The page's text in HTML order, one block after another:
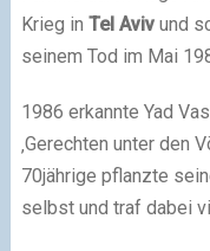
Krieg in Tel Avivund
seinem Tod im Mai
1986 erkannte Yad
‚Gerechten unter den
70jährige pflanzte
selbst und traf dabei